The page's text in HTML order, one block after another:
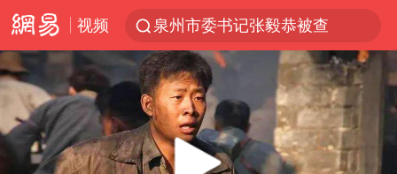
视频
泉州市委书记张毅恭被查
秘鲁和墨西哥宣布恢复外交关系
沙特土耳其巴基斯坦签署共同防务协议
多地严查未成年飙车炸街
泰国校园枪击事件已致8死30余伤